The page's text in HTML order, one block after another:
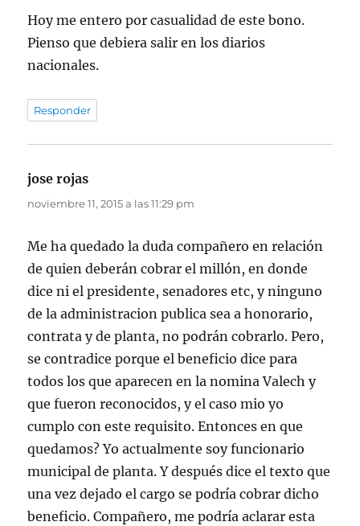
Hoy me entero por casualidad de este bono.
Pienso que debiera salir en los diarios
nacionales.
Responder
jose rojas
noviembre 11, 2015 a las 11:29 pm
Me ha quedado la duda compañero en relación
de quien deberán cobrar el millón, en donde
dice ni el presidente, senadores etc, y ninguno
de la administracion publica sea a honorario,
contrata y de planta, no podrán cobrarlo. Pero,
se contradice porque el beneficio dice para
todos los que aparecen en la nomina Valech y
que fueron reconocidos, y el caso mio yo
cumplo con este requisito. Entonces en que
quedamos? Yo actualmente soy funcionario
municipal de planta. Y después dice el texto que
una vez dejado el cargo se podría cobrar dicho
beneficio. Compañero, me podría aclarar esta